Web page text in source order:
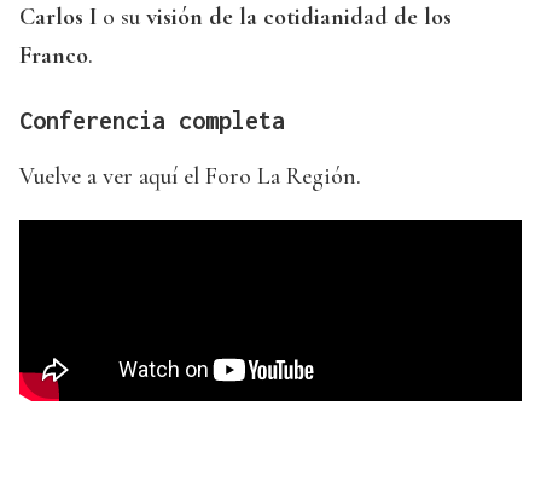
Carlos I o su visión de la cotidianidad de los
Franco.
Conferencia completa
Vuelve a ver aquí el Foro La Región.